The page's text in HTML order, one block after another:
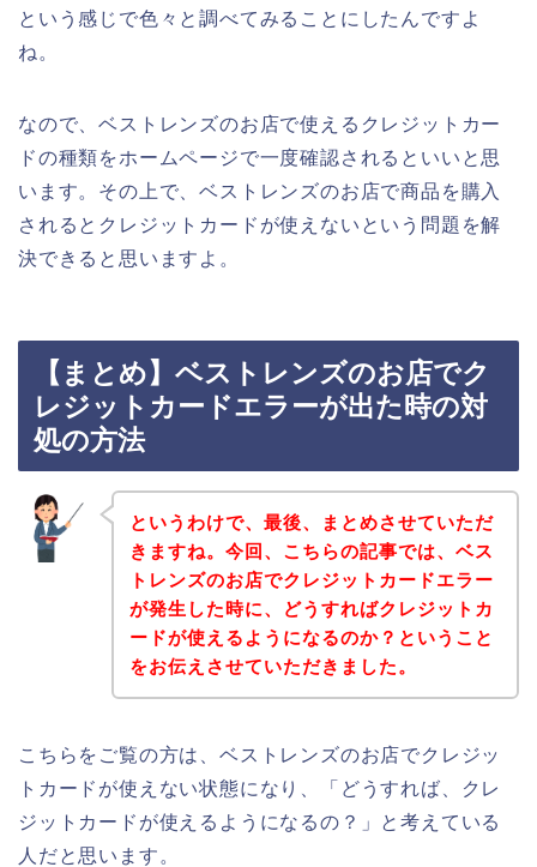
という感じで色々と調べてみることにしたんですよ
ね。
なので、ベストレンズのお店で使えるクレジットカー
ドの種類をホームページで一度確認されるといいと思
います。その上で、ベストレンズのお店で商品を購入
されるとクレジットカードが使えないという問題を解
決できると思いますよ。
【まとめ】ベストレンズのお店でク
レジットカードエラーが出た時の対
処の方法
というわけで、最後、まとめさせていただ
きますね。今回、こちらの記事では、ベス
トレンズのお店でクレジットカードエラー
が発生した時に、どうすればクレジットカ
ードが使えるようになるのか？ということ
をお伝えさせていただきました。
こちらをご覧の方は、ベストレンズのお店でクレジッ
トカードが使えない状態になり、「どうすれば、クレ
ジットカードが使えるようになるの？」と考えている
人だと思います。